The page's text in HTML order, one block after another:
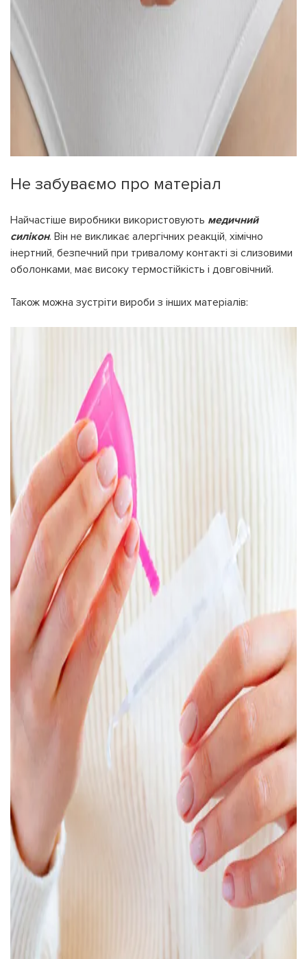
Не забуваємо про матеріал
Найчастіше виробники використовують медичний
силікон. Він не викликає алергічних реакцій, хімічно
інертний, безпечний при тривалому контакті зі слизовими
оболонками, має високу термостійкість і довговічний.
Також можна зустріти вироби з інших матеріалів: